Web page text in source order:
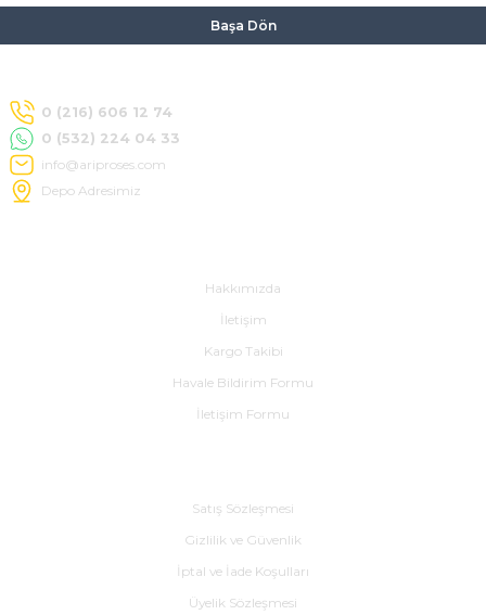
Başa Dön
0 (216) 606 12 74
0 (532) 224 04 33
info@ariproses.com
Depo Adresimiz
Hakkımızda
İletişim
Kargo Takibi
Havale Bildirim Formu
İletişim Formu
Satış Sözleşmesi
Gizlilik ve Güvenlik
İptal ve İade Koşulları
Üyelik Sözleşmesi